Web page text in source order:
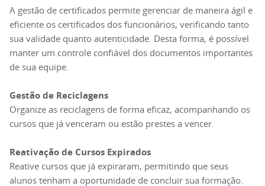
A gestão de certificados permite gerenciar de maneira ágil e
eficiente os certificados dos funcionários, verificando tanto
sua validade quanto autenticidade. Desta forma, é possível
manter um controle confiável dos documentos importantes
de sua equipe.
Gestão de Reciclagens
Organize as reciclagens de forma eficaz, acompanhando os
cursos que já venceram ou estão prestes a vencer.
Reativação de Cursos Expirados
Reative cursos que já expiraram, permitindo que seus
alunos tenham a oportunidade de concluir sua formação.